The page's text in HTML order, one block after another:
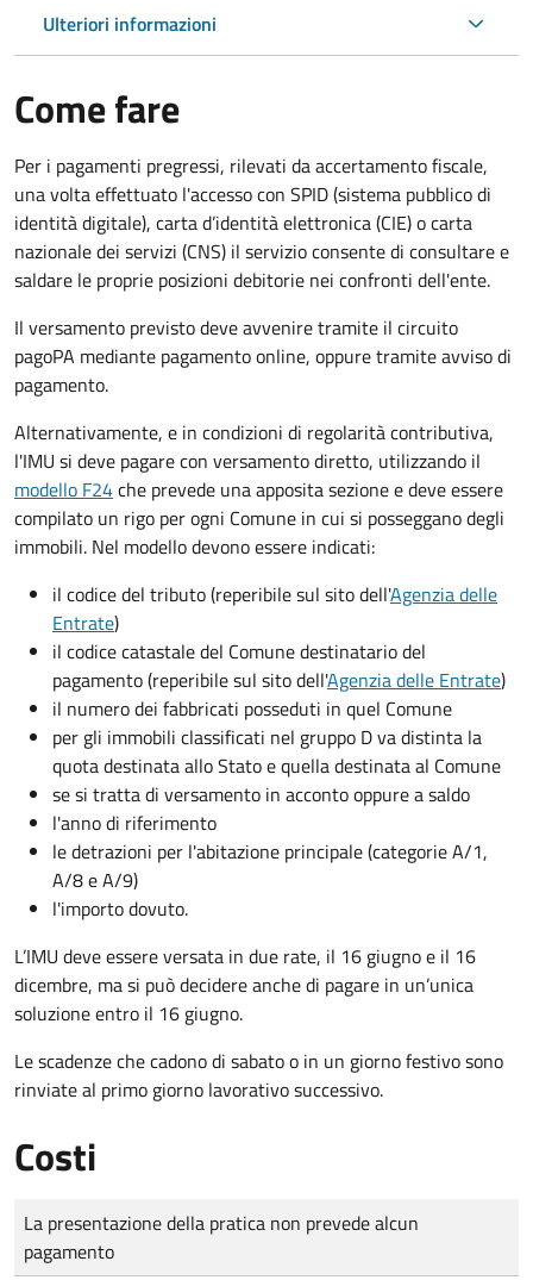
Ulteriori informazioni
Come fare
Per i pagamenti pregressi, rilevati da accertamento fiscale,
una volta effettuato l'accesso con SPID (sistema pubblico di
identità digitale), carta d’identità elettronica (CIE) o carta
nazionale dei servizi (CNS) il servizio consente di consultare e
saldare le proprie posizioni debitorie nei confronti dell'ente.
Il versamento previsto deve avvenire tramite il circuito
pagoPA mediante pagamento online, oppure tramite avviso di
pagamento.
Alternativamente, e in condizioni di regolarità contributiva,
l'IMU si deve pagarecon versamento diretto, utilizzando il
modello F24che prevede una apposita sezione e deve essere
compilato un rigo per ogni Comune in cui si posseggano degli
immobili. Nel modello devono essere indicati:
il codice del tributo(reperibile sul sito dell'Agenzia delle
Entrate)
il codice catastale del Comunedestinatario del
pagamento (reperibile sul sito dell'Agenzia delle Entrate)
il numero dei fabbricati posseduti in quel Comune
per gli immobili classificati nel gruppo D va distinta la
quota destinata allo Stato e quella destinata al Comune
se si tratta di versamento in acconto oppure a saldo
l'anno di riferimento
le detrazioni per l'abitazione principale (categorie A/1,
A/8 e A/9)
l'importo dovuto.
L’IMU deve essere versata in due rate, il 16 giugno e il 16
dicembre, ma si può decidere anche di pagare in un’unica
soluzione entro il 16 giugno.
Le scadenze che cadono di sabato o in un giorno festivo sono
rinviate al primo giorno lavorativo successivo.
Costi
Tipo di pagamento
Importo
La presentazione della pratica non prevede alcun
pagamento